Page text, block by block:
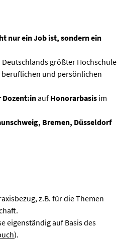
nur ein Job ist, sondern ein
größter Hochschule
beruflichen und persönlichen
auf Honorarbasis im
Bremen, Düsseldorf
z.B. für die Themen
eigenständig auf Basis des
).